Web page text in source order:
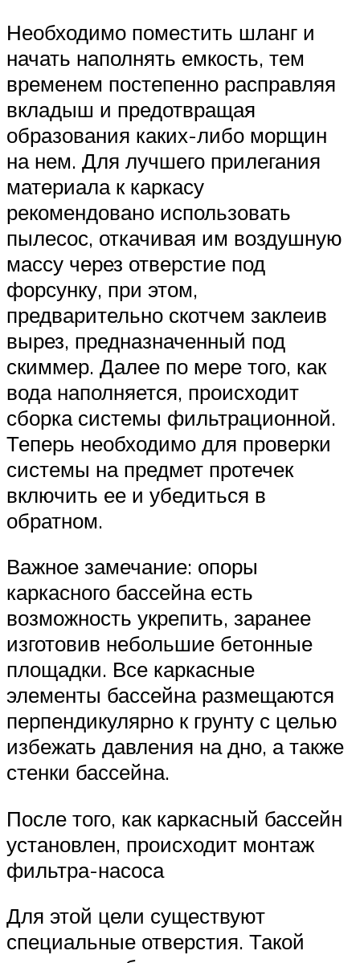
Необходимо поместить шланг и
начать наполнять емкость, тем
временем постепенно расправляя
вкладыш и предотвращая
образования каких-либо морщин
на нем. Для лучшего прилегания
материала к каркасу
рекомендовано использовать
пылесос, откачивая им воздушную
массу через отверстие под
форсунку, при этом,
предварительно скотчем заклеив
вырез, предназначенный под
скиммер. Далее по мере того, как
вода наполняется, происходит
сборка системы фильтрационной.
Теперь необходимо для проверки
системы на предмет протечек
включить ее и убедиться в
обратном.
Важное замечание: опоры
каркасного бассейна есть
возможность укрепить, заранее
изготовив небольшие бетонные
площадки. Все каркасные
элементы бассейна размещаются
перпендикулярно к грунту с целью
избежать давления на дно, а также
стенки бассейна.
После того, как каркасный бассейн
установлен, происходит монтаж
фильтра-насоса
Для этой цели существуют
специальные отверстия. Такой